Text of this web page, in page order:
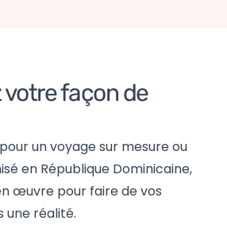
votre façon de
un voyage sur mesure ou
en République Dominicaine,
œuvre pour faire de vos
une réalité.